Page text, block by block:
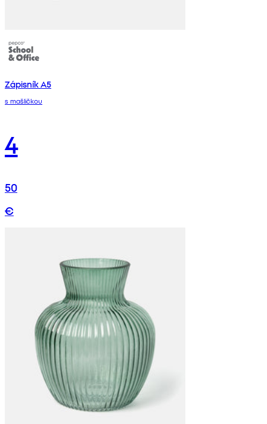
Zápisník A5
s mašličkou
4
50
€